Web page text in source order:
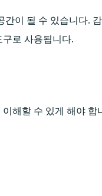
이 될 수 있습니다.
로 사용됩니다.
해할 수 있게 해야